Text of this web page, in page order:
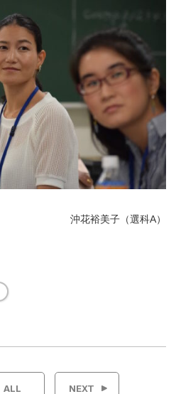
沖花裕美子（選科A）
ALL NEXT